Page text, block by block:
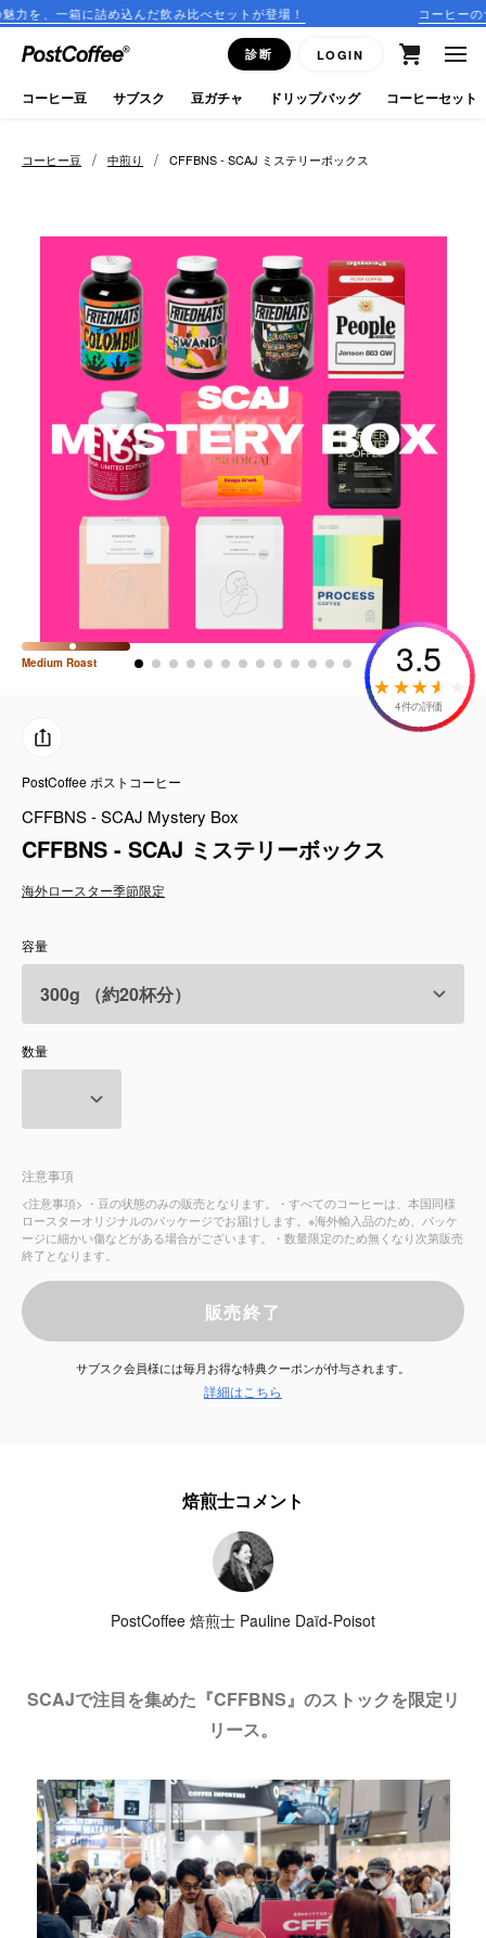
込んだ飲み比べセットが登場！ コーヒーのサブスクリプショ
診断 LOGIN
close
ログイン
新規会員登録
商品を探す
コーヒー豆keyboard_arrow_right
豆ガチャ
ドリップバッグ
コーヒーセット
ミルク・フード類
CFFBNS
ギフトセット
リキッド
特集
卸販売
コーヒーのサブスク
お知らせ
よくある質問
店舗情報
コーヒー豆 / 中煎り / CFFBNS - SCAJ ミステリーボックス
Medium Roast 3.5
4件の評価
PostCoffee ポストコーヒー
CFFBNS - SCAJ Mystery Box
CFFBNS - SCAJ ミステリーボックス
海外ロースター季節限定
容量
数量
注意事項
<注意事項> ・豆の状態のみの販売となります。・すべてのコーヒーは、本国同様
ロースターオリジナルのパッケージでお届けします。※海外輸入品のため、パッケ
ージに細かい傷などがある場合がございます。・数量限定のため無くなり次第販売
終了となります。
販売終了
サブスク会員様には毎月お得な特典クーポンが付与されます。
詳細はこちら
焙煎士コメント
PostCoffee 焙煎士 Pauline Daïd-Poisot
SCAJで注目を集めた『CFFBNS』のストックを限定リ
リース。
コーヒー豆 サブスク 豆ガチャ ドリップバッグ コーヒーセット